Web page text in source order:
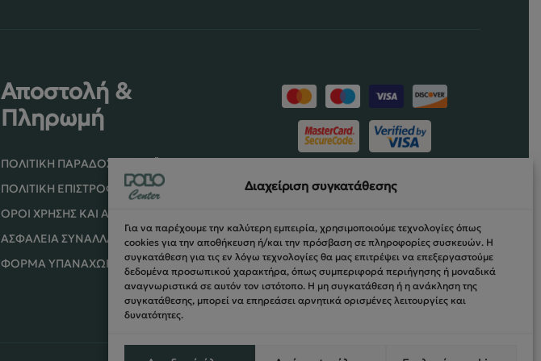
Διαχείριση συγκατάθεσης
Για να παρέχουμε την καλύτερη εμπειρία, χρησιμοποιούμε τεχνολογίες όπως
cookies για την αποθήκευση ή/και την πρόσβαση σε πληροφορίες συσκευών. Η
συγκατάθεση για τις εν λόγω τεχνολογίες θα μας επιτρέψει να επεξεργαστούμε
δεδομένα προσωπικού χαρακτήρα, όπως συμπεριφορά περιήγησης ή μοναδικά
αναγνωριστικά σε αυτόν τον ιστότοπο. Η μη συγκατάθεση ή η ανάκληση της
συγκατάθεσης, μπορεί να επηρεάσει αρνητικά ορισμένες λειτουργίες και
δυνατότητες.
Αποστολή &
Πληρωμή
ΠΟΛΙΤΙΚΉ ΠΑΡΆΔΟΣΗΣ ΠΡΟΪΌΝΤΩΝ
ΠΟΛΙΤΙΚΉ ΕΠΙΣΤΡΟΦΏΝ / ΑΚΥΡΏΣΕΩΝ
ΌΡΟΙ ΧΡΉΣΗΣ ΚΑΙ ΑΣΦΑΛΕΊΑΣ
ΑΣΦΆΛΕΙΑ ΣΥΝΑΛΛΑΓΏΝ
ΦΌΡΜΑ ΥΠΑΝΑΧΏΡΗΣΗΣ